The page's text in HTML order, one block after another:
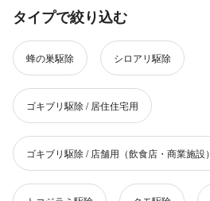
タイプで絞り込む
蜂の巣駆除 シロアリ駆除
ゴキブリ駆除 / 居住住宅用
ゴキブリ駆除 / 店舗用（飲食店・商業施設）